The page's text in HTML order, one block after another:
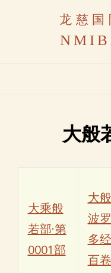
龙慈国
大般
大乘般
若部·第
0001部
大
波
多
百卷